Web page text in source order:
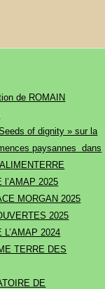
de ROMAIN
of dignity » sur la
paysannes dans
l’AMAP 2025
MORGAN 2025
2025
L’AMAP 2024
TERRE DES
DE